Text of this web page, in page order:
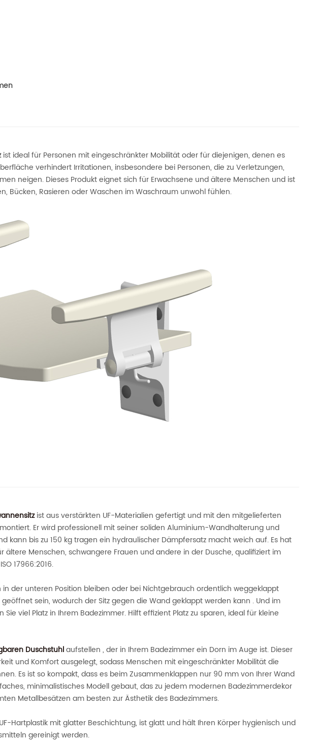
ist ideal für Personen mit eingeschränkter Mobilität oder für diejenigen, denen es
verhindert Irritationen, insbesondere bei Personen, die zu Verletzungen,
neigen. Dieses Produkt eignet sich für Erwachsene und ältere Menschen und ist
Bücken, Rasieren oder Waschen im Waschraum unwohl fühlen.
ist aus verstärkten UF-Materialien gefertigt und mit den mitgelieferten
Er wird professionell mit seiner soliden Aluminium-Wandhalterung und
kann bis zu 150 kg tragen ein hydraulischer Dämpfersatz macht weich auf. Es hat
ältere Menschen, schwangere Frauen und andere in der Dusche, qualifiziert im
17966:2016.
der unteren Position bleiben oder bei Nichtgebrauch ordentlich weggeklappt
sein, wodurch der Sitz gegen die Wand geklappt werden kann . Undim
viel Platz in Ihrem Badezimmer. Hilft effizient Platz zu sparen, ideal für kleine
Duschstuhlaufstellen , der in Ihrem Badezimmer ein Dorn im Auge ist. Dieser
und Komfort ausgelegt, sodass Menschen mit eingeschränkter Mobilität die
Es ist so kompakt, dass es beim Zusammenklappen nur 90 mm von Ihrer Wand
minimalistisches Modell gebaut, das zu jedem modernen Badezimmerdekor
Metallbesätzen am besten zur Ästhetik des Badezimmers.
Hartplastik mit glatter Beschichtung, ist glatt und hält Ihren Körper hygienisch und
gereinigt werden.